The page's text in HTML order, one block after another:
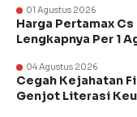
01 Agustus 2026
Harga Pertamax
Lengkapnya Per 1
04 Agustus 2026
Cegah Kejahatan
Genjot Literasi